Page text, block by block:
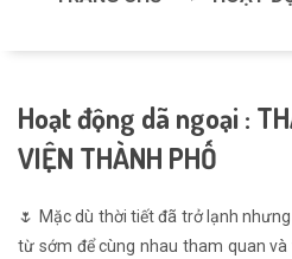
Hoạt động dã ngoại :
VIỆN THÀNH PHỐ
🌷 Mặc dù thời tiết đã trở lạnh
từ sớm để cùng nhau tham quan